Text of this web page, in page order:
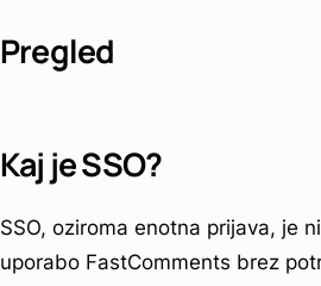
Pregled
Kaj je SSO?
SSO, oziroma enotna prijava, je
uporabo FastComments brez